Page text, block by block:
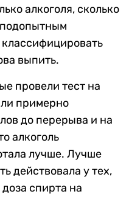
алкоголя, сколько
подопытным
выпить.
провели тест на
примерно
до перерыва и на
алкоголь
лучше. Лучше
действовала у тех,
спирта на